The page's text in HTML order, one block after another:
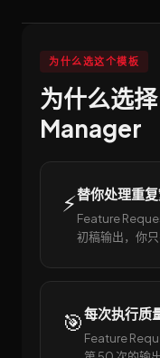
为什么选这个模板
为什么选
Manager
⚡替你处理重
Feature
初稿输出，你只
🎯每次执行质
Feature